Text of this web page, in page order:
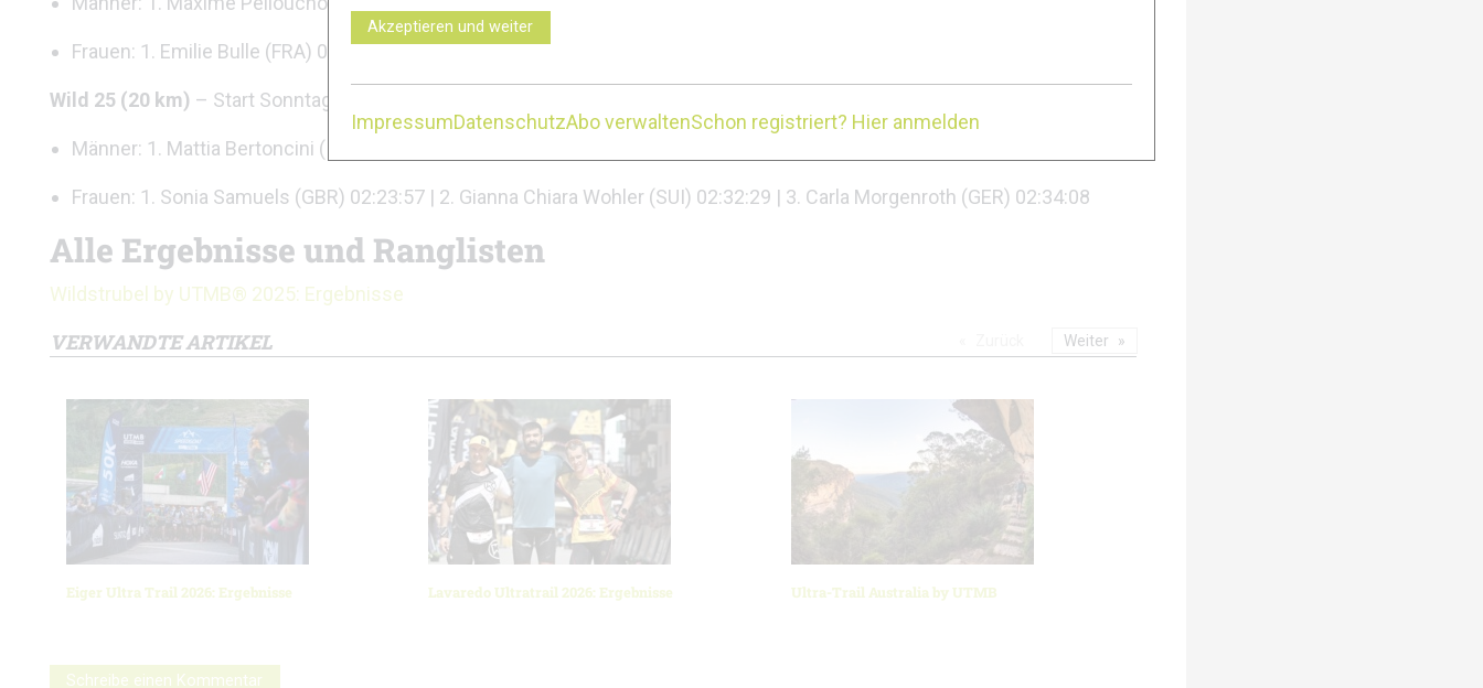
Frauen: 1. Emilie Bulle (FRA) 06:02:40 | 2. Romana Rudolf Lojková (CZE) 06:10:13 | 3. Simone Troxler (SUI) 06:15:54
Wild 25 (20 km) – Start Sonntag, 21. September, Leukerbad
Männer: 1. Mattia Bertoncini (ITA) 01:58:19 | 2. Arnaud Bonin (FRA) 02:00:18 | 3. Riccardo Scalet (ITA) 02:01:21
Frauen: 1. Sonia Samuels (GBR) 02:23:57 | 2. Gianna Chiara Wohler (SUI) 02:32:29 | 3. Carla Morgenroth (GER) 02:34:08
Alle Ergebnisse und Ranglisten
Wildstrubel by UTMB® 2025: Ergebnisse
VERWANDTE ARTIKEL
Eiger Ultra Trail 2026: Ergebnisse Lavaredo Ultratrail 2026: Ergebnisse Ultra-Trail Australia by UTMB
Weiter
Schreibe einen Kommentar
Akzeptieren und weiter
ImpressumDatenschutzAbo verwaltenSchon registriert? Hier anmelden